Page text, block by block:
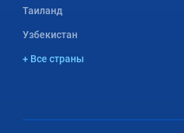
Таиланд
Узбекистан
+ Все страны